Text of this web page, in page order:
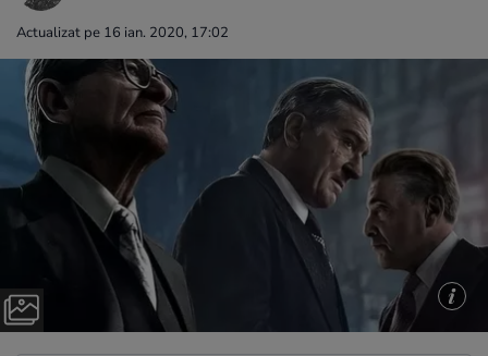
Actualizat pe 16 ian. 2020, 17:02